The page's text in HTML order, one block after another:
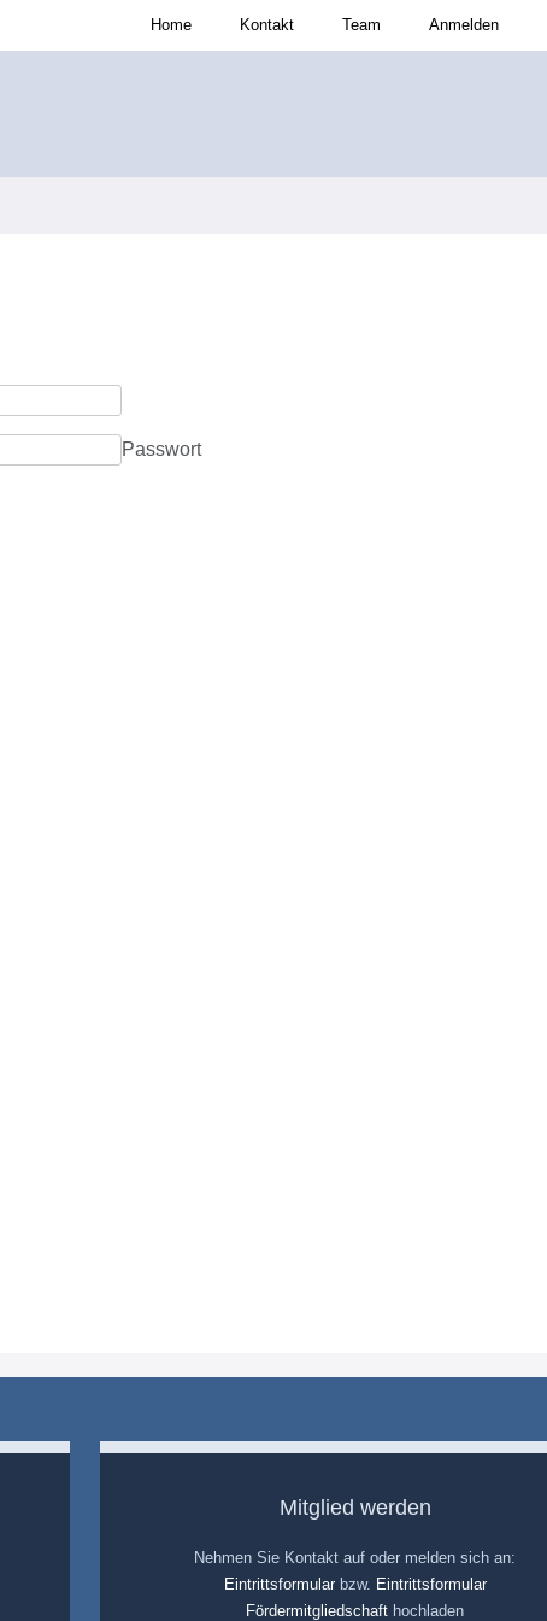
Home Kontakt Team Anmelden
Passwort
Mitglied werden
Nehmen Sie Kontakt auf oder melden sich an:
Eintrittsformularbzw. Eintrittsformular
Fördermitgliedschaft hochladen